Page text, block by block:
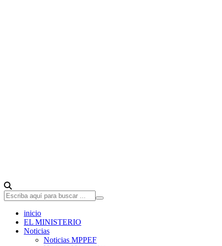
inicio
EL MINISTERIO
Noticias
Noticias MPPEF